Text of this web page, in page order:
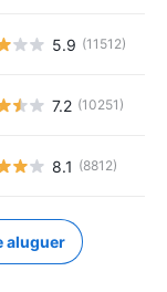
5.9 (11512)
7.2 (10251)
8.1 (8812)
aluguer